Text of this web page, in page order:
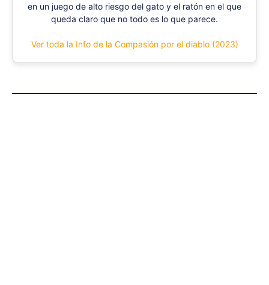
en un juego de alto riesgo del gato y el ratón en el que
queda claro que no todo es lo que parece.
Ver toda la Info de la Compasión por el diablo (2023)